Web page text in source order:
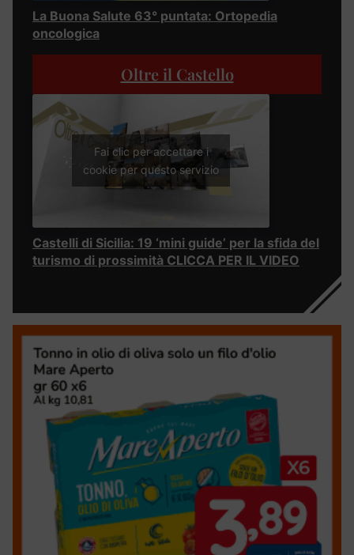
La Buona Salute 63° puntata: Ortopedia
oncologica
Oltre il Castello
Fai clic per accettare i
cookie per questo servizio
Castelli di Sicilia: 19 ‘mini guide’ per la sfida del
turismo di prossimità CLICCA PER IL VIDEO